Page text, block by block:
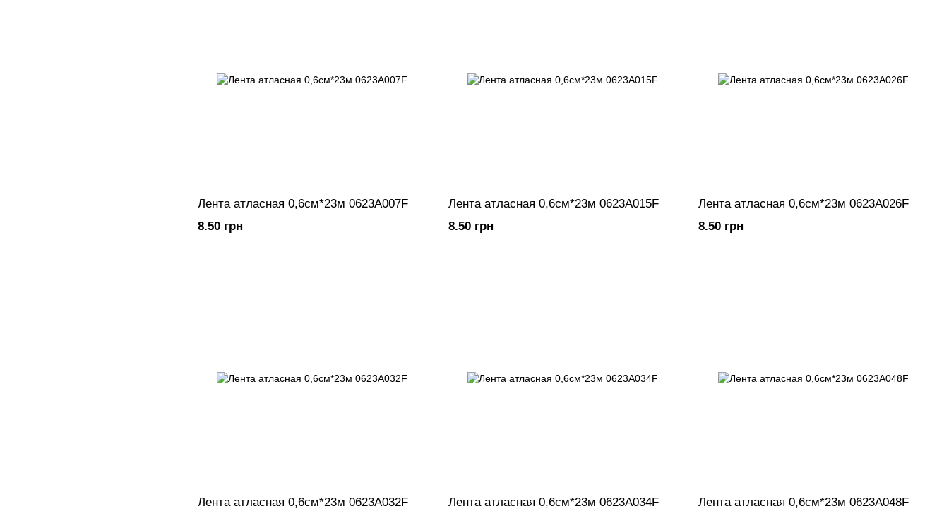
Лента атласная 0,6см*23м 0623A007F
8.50 грн
Лента атласная 0,6см*23м 0623A015F
8.50 грн
Лента атласная 0,6см*23м 0623A026F
8.50 грн
Лента атласная 0,6см*23м 0623A032F
Лента атласная 0,6см*23м 0623A034F
Лента атласная 0,6см*23м 0623A048F